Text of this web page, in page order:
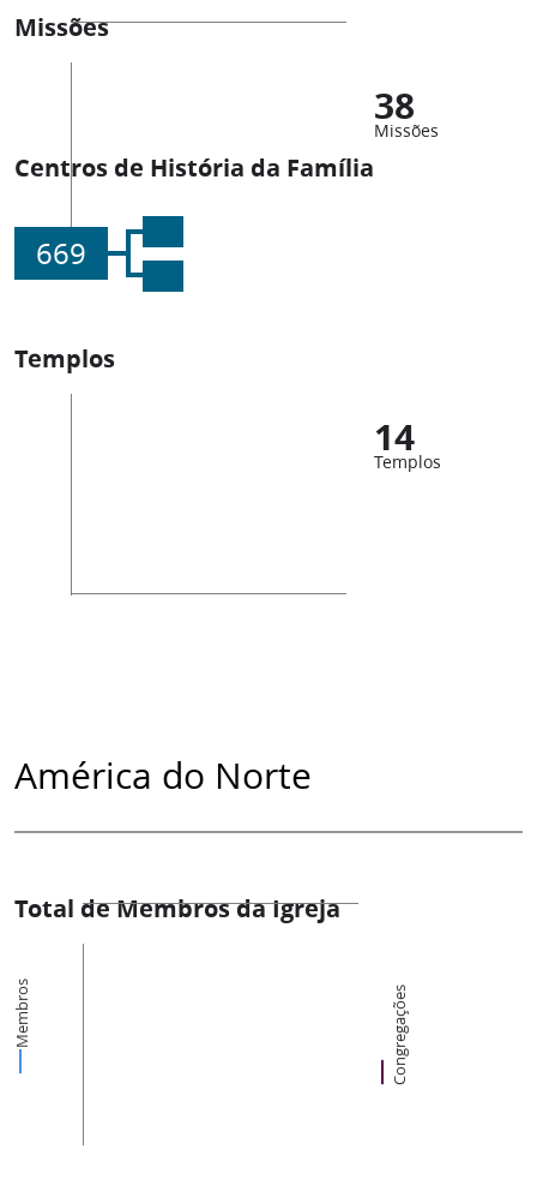
Missões
38
Missões
Centros de História da Família
669
Templos
14
Templos
América do Norte
Total de Membros da Igreja
Membros Congregações